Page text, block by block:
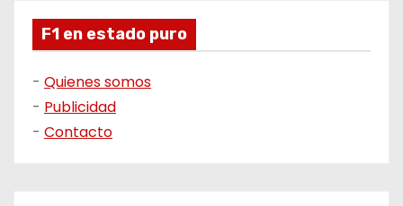
F1 en estado puro
- Quienes somos
- Publicidad
- Contacto